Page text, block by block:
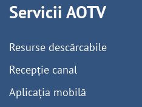
Servicii AOTV
Resurse descărcabile
Recepție canal
Aplicația mobilă